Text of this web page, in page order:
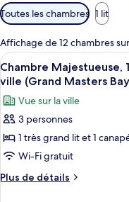
Filtres
disponibles
pour
les
chambres
Toutes les chambres 1 lit
Affichage de 12 chambres
Afficher
toutes
les
photos
pour
ce
type
de
2
Chambre Majestueuse,
ville (Grand Masters
Vue sur la ville
3 personnes
1 très grand lit et 1
Wi-Fi gratuit
Plus de détails
Plus